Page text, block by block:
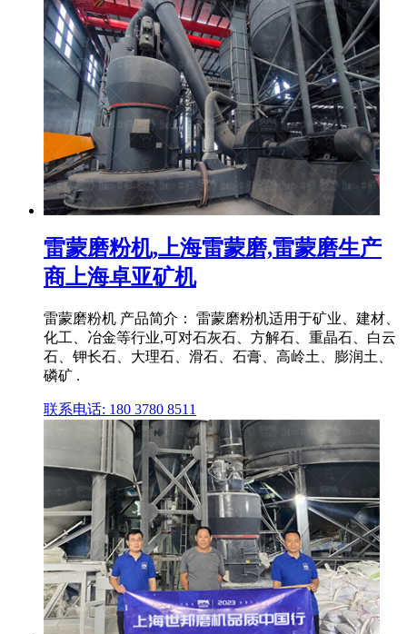
雷蒙磨粉机,上海雷蒙磨,雷蒙磨生产
商上海卓亚矿机
雷蒙磨粉机 产品简介： 雷蒙磨粉机适用于矿业、建材、
化工、冶金等行业,可对石灰石、方解石、重晶石、白云
石、钾长石、大理石、滑石、石膏、高岭土、膨润土、
磷矿 .
联系电话: 180 3780 8511